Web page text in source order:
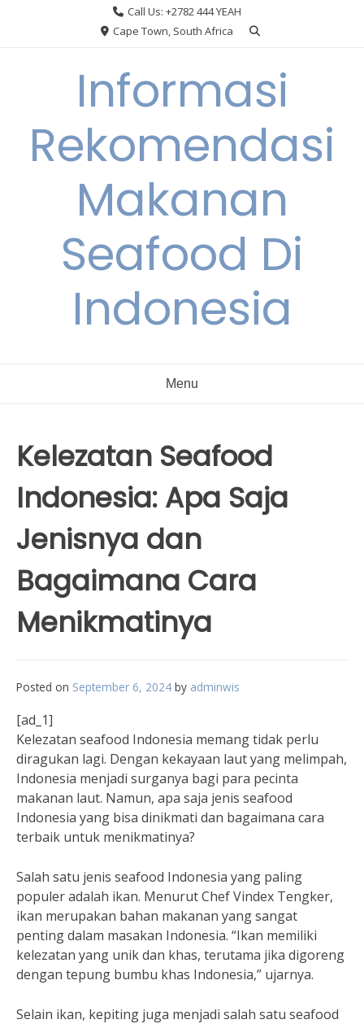
Call Us: +2782 444 YEAH
Cape Town, South Africa
Informasi
Rekomendasi
Makanan
Seafood Di
Indonesia
Menu
Kelezatan Seafood
Indonesia: Apa Saja
Jenisnya dan
Bagaimana Cara
Menikmatinya
Posted on September 6, 2024 by adminwis
[ad_1]
Kelezatan seafood Indonesia memang tidak perlu
diragukan lagi. Dengan kekayaan laut yang melimpah,
Indonesia menjadi surganya bagi para pecinta
makanan laut. Namun, apa saja jenis seafood
Indonesia yang bisa dinikmati dan bagaimana cara
terbaik untuk menikmatinya?
Salah satu jenis seafood Indonesia yang paling
populer adalah ikan. Menurut Chef Vindex Tengker,
ikan merupakan bahan makanan yang sangat
penting dalam masakan Indonesia. “Ikan memiliki
kelezatan yang unik dan khas, terutama jika digoreng
dengan tepung bumbu khas Indonesia,” ujarnya.
Selain ikan, kepiting juga menjadi salah satu seafood